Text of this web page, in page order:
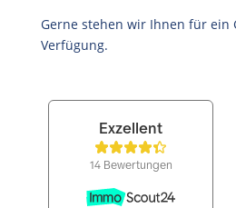
Gerne stehen wir Ihnen für ein
Verfügung.